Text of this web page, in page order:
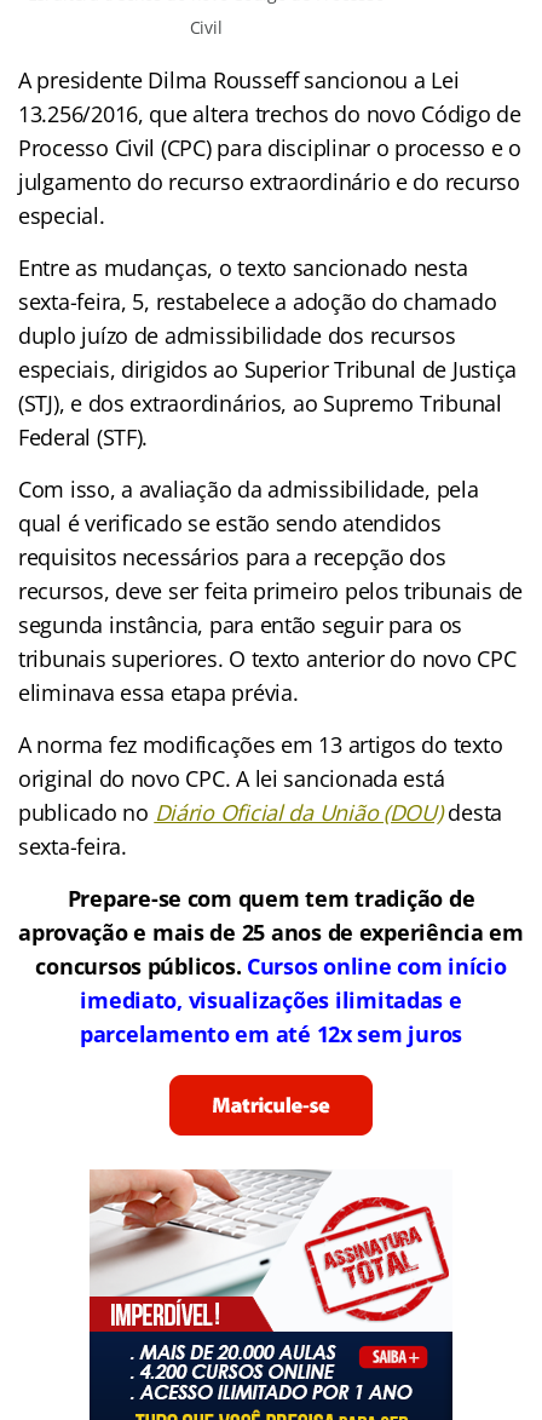
Civil
A presidente Dilma Rousseff sancionou a Lei
13.256/2016, que altera trechos do novo Código de
Processo Civil (CPC) para disciplinar o processo e o
julgamento do recurso extraordinário e do recurso
especial.
Entre as mudanças, o texto sancionado nesta
sexta-feira, 5, restabelece a adoção do chamado
duplo juízo de admissibilidade dos recursos
especiais, dirigidos ao Superior Tribunal de Justiça
(STJ), e dos extraordinários, ao Supremo Tribunal
Federal (STF).
Com isso, a avaliação da admissibilidade, pela
qual é verificado se estão sendo atendidos
requisitos necessários para a recepção dos
recursos, deve ser feita primeiro pelos tribunais de
segunda instância, para então seguir para os
tribunais superiores. O texto anterior do novo CPC
eliminava essa etapa prévia.
A norma fez modificações em 13 artigos do texto
original do novo CPC. A lei sancionada está
publicado no Diário Oficial da União (DOU) desta
sexta-feira.
Prepare-se com quem tem tradição de
aprovação e mais de 25 anos de experiência em
concursos públicos. Cursos online com início
imediato, visualizações ilimitadas e
parcelamento em até 12x sem juros